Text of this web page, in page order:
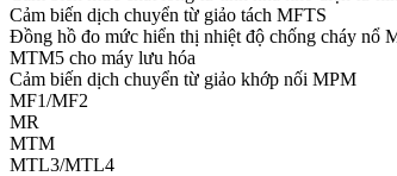
Cảm biến dịch chuyển từ giảo tách MFTS
Đồng hồ đo mức hiển thị nhiệt độ chống cháy nổ
MTM5 cho máy lưu hóa
Cảm biến dịch chuyển từ giảo khớp nối MPM
MF1/MF2
MR
MTM
MTL3/MTL4